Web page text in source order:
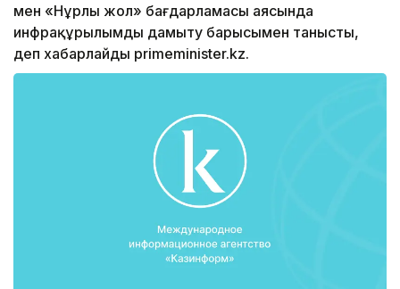
мен «Нұрлы жол» бағдарламасы аясында
инфрақұрылымды дамыту барысымен танысты,
деп хабарлайды primeminister.kz.